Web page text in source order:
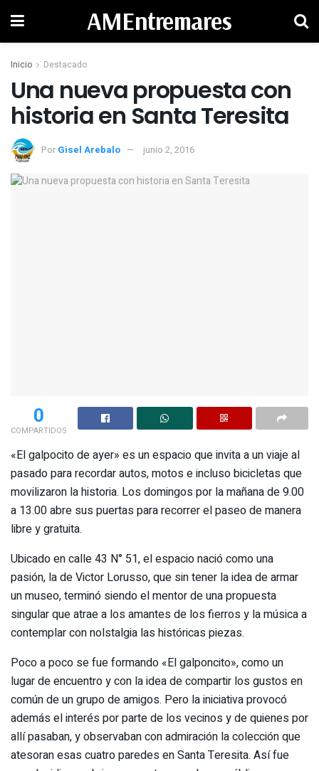
AMEntremares
Inicio Destacado
Una nueva propuesta con
historia en Santa Teresita
Por Gisel Arebalo junio 2, 2016
0
COMPARTIDOS
«El galpocito de ayer» es un espacio que invita a un viaje al
pasado para recordar autos, motos e incluso bicicletas que
movilizaron la historia. Los domingos por la mañana de 9.00
a 13.00 abre sus puertas para recorrer el paseo de manera
libre y gratuita.
Ubicado en calle 43 N° 51, el espacio nació como una
pasión, la de Victor Lorusso, que sin tener la idea de armar
un museo, terminó siendo el mentor de una propuesta
singular que atrae a los amantes de los fierros y la música a
contemplar con nolstalgia las históricas piezas.
Poco a poco se fue formando «El galponcito», como un
lugar de encuentro y con la idea de compartir los gustos en
común de un grupo de amigos. Pero la iniciativa provocó
además el interés por parte de los vecinos y de quienes por
allí pasaban, y observaban con admiración la colección que
atesoran esas cuatro paredes en Santa Teresita. Así fue